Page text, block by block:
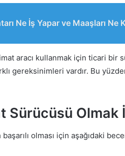
Ne İş Yapar ve Maaşları Ne
aracı kullanmak için ticari bir
gereksinimleri vardır. Bu
Sürücüsü Olmak
olması için aşağıdaki